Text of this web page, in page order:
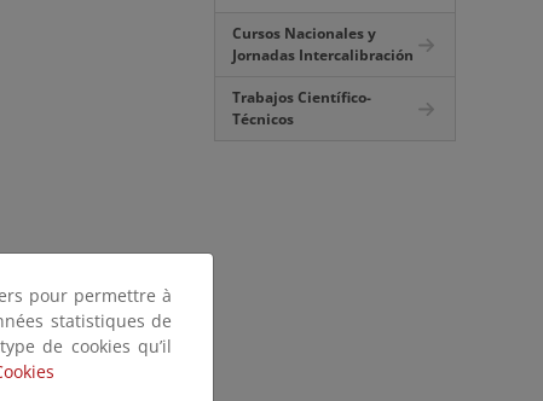
Cursos Nacionales y
Jornadas Intercalibración
Trabajos Científico-
Técnicos
pour permettre à
statistiques de
de cookies qu’il